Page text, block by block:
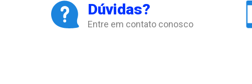
Dúvidas?
Entre em contato conosco